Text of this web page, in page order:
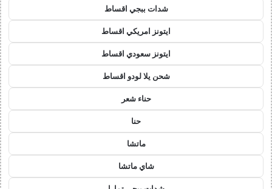
شدات ببجي اقساط
ايتونز امريكي اقساط
ايتونز سعودي اقساط
شحن يلا لودو اقساط
حناء شعر
حنا
ماتشا
شاي ماتشا